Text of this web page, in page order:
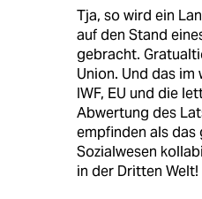
Tja, so wird ein
auf den Stand
gebracht.
Union. Und das
IWF, EU und die
Abwertung des
empfinden als das
Sozialwesen
in der Dritten Welt!